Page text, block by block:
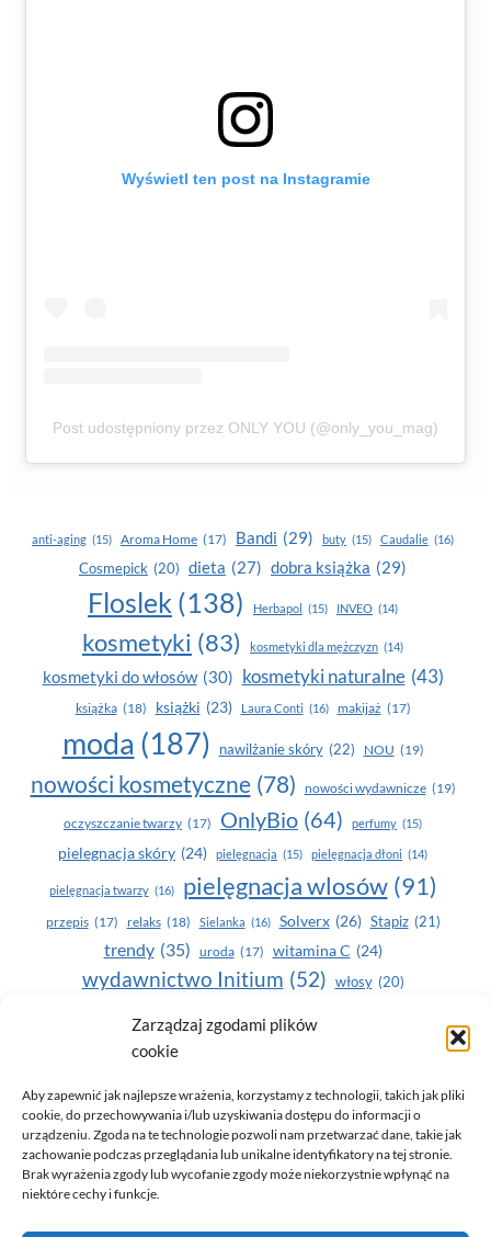
Zarządzaj zgodami plików
cookie
Aby zapewnić jak najlepsze wrażenia, korzystamy z technologii, takich jak pliki
cookie, do przechowywania i/lub uzyskiwania dostępu do informacji o
urządzeniu. Zgoda na te technologie pozwoli nam przetwarzać dane, takie jak
zachowanie podczas przeglądania lub unikalne identyfikatory na tej stronie.
Brak wyrażenia zgody lub wycofanie zgody może niekorzystnie wpłynąć na
niektóre cechy i funkcje.
Wyświetl ten post na Instagramie
Post udostępniony przez ONLY YOU (@only_you_mag)
anti-aging (15) Aroma Home (17) Bandi (29) buty (15) Caudalie (16)
Cosmepick (20) dieta (27) dobra książka (29)
Floslek (138) Herbapol (15) INVEO (14)
kosmetyki (83) kosmetyki dla mężczyzn (14)
kosmetyki do włosów (30) kosmetyki naturalne (43)
książka (18) książki (23) Laura Conti (16) makijaż (17)
moda (187) nawilżanie skóry (22) NOU (19)
nowości kosmetyczne (78) nowości wydawnicze (19)
oczyszczanie twarzy (17) OnlyBio (64) perfumy (15)
pielegnacja skóry (24) pielęgnacja (15) pielęgnacja dłoni (14)
pielęgnacja twarzy (16) pielęgnacja wlosów (91)
przepis (17) relaks (18) Sielanka (16) Solverx (26) Stapiz (21)
trendy (35) uroda (17) witamina C (24)
wydawnictwo Initium (52) włosy (20)
Yasumi(164) zdrowe zęby
zdrowie